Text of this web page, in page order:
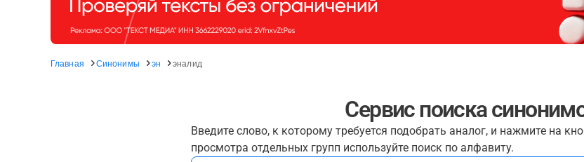
Главная Синонимы эн эналид
Сервис поиска
Введите слово, к которому требуется подобрать аналог, и нажмите на
просмотра отдельных групп используйте поиск по алфавиту.